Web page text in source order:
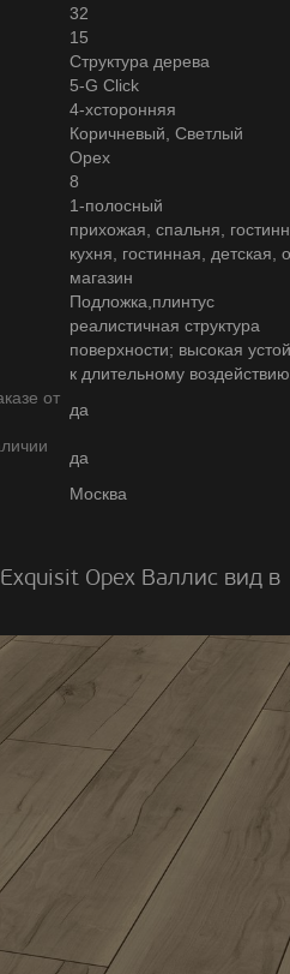
32
15
Структура дерева
5-G Click
4-хсторонняя
Коричневый, Светлый
Орех
8
1-полосный
прихожая, спальня,
кухня, гостинная, детская,
магазин
Подложка,плинтус
реалистичная структура
поверхности; высокая
к длительному
от
да
да
Москва
Орех Валлис вид в